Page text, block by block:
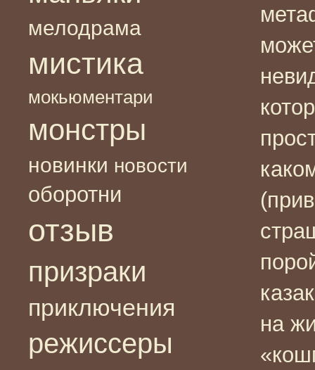
мелодрама
мистика
мокьюментари
монстры
новинки новости
оборотни
отзыв
призраки
приключения
режиссеры
на